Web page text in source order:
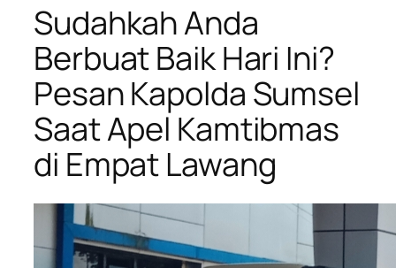
Sudahkah Anda
Berbuat Baik Hari Ini?
Pesan Kapolda Sumsel
Saat Apel Kamtibmas
di Empat Lawang